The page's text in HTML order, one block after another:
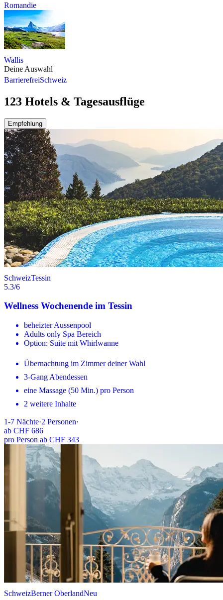
Romandie
Wallis
Deine Auswahl
BarrierefreiSchweiz
123 Hotels & Tagesausflüge
Empfehlung
SchweizTessin
5.3/6
Wellness Wochenende im Tessin
beheizter Aussenpool
Adults only Spa Bereich
Option: Suite mit Whirlwanne
Übernachtung im Zimmer deiner Wahl
3-Gang Abendessen
eine Massage (50 Min.) pro Person
2 weitere Inhalte
1-7 Nächte·2 Personen·
ab CHF 686
pro Person ab CHF 343
SchweizBerner OberlandNeu